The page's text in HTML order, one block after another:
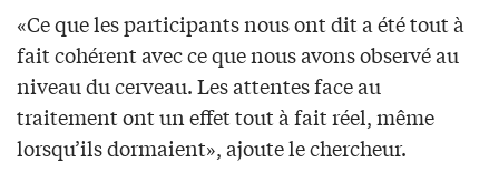
«Ce que les participants nous ont dit a été tout à
fait cohérent avec ce que nous avons observé au
niveau du cerveau. Les attentes face au
traitement ont un effet tout à fait réel, même
lorsqu’ils dormaient», ajoute le chercheur.